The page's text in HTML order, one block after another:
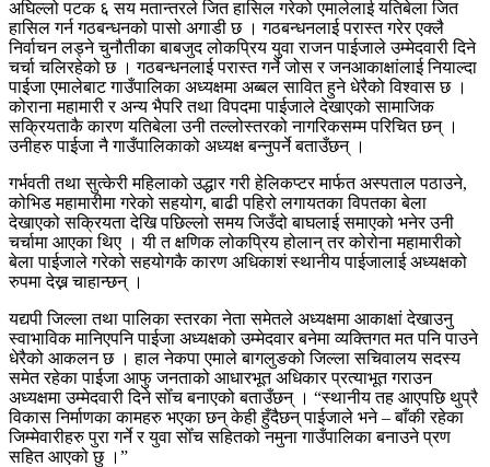
अघिल्लो पटक ६ सय मतान्तरले जित हासिल गरेको एमालेलाई यतिबेला जित
हासिल गर्न गठबन्धनको पासो अगाडी छ । गठबन्धनलाई परास्त गरेर एक्लै
निर्वाचन लड्ने चुनौतीका बाबजुद लोकप्रिय युवा राजन पाईजाले उम्मेदवारी दिने
चर्चा चलिरहेको छ । गठबन्धनलाई परास्त गर्ने जोस र जनआकाक्षांलाई नियाल्दा
पाईजा एमालेबाट गाउँपालिका अध्यक्षमा अब्बल सावित हुने धेरैको विश्वास छ ।
कोराना महामारी र अन्य भैपरि तथा विपदमा पाईजाले देखाएको सामाजिक
सक्रियताकै कारण यतिबेला उनी तल्लोस्तरको नागरिकसम्म परिचित छन् ।
उनीहरु पाईजा नै गाउँपालिकाको अध्यक्ष बन्नुपर्ने बताउँछन् ।
गर्भवती तथा सुत्केरी महिलाको उद्धार गरी हेलिकप्टर मार्फत अस्पताल पठाउने,
कोभिड महामारीमा गरेको सहयोग, बाढी पहिरो लगायतका विपतका बेला
देखाएको सक्रियता देखि पछिल्लो समय जिउँदो बाघलाई समाएको भनेर उनी
चर्चामा आएका थिए । यी त क्षणिक लोकप्रिय होलान् तर कोरोना महामारीको
बेला पाईजाले गरेको सहयोगकै कारण अधिकाशं स्थानीय पाईजालाई अध्यक्षको
रुपमा देख्न चाहान्छन् ।
यद्यपी जिल्ला तथा पालिका स्तरका नेता समेतले अध्यक्षमा आकाक्षां देखाउनु
स्वाभाविक मानिएपनि पाईजा अध्यक्षको उम्मेदवार बनेमा व्यक्तिगत मत पनि पाउने
धेरैको आकलन छ । हाल नेकपा एमाले बागलुङको जिल्ला सचिवालय सदस्य
समेत रहेका पाईजा आफु जनताको आधारभूत अधिकार प्रत्याभूत गराउन
अध्यक्षमा उम्मेदवारी दिने सोँच बनाएको बताउँछन् । “स्थानीय तह आएपछि थुप्रै
विकास निर्माणका कामहरु भएका छन् केही हुँदैछन् पाईजाले भने – बाँकी रहेका
जिम्मेवारीहरु पुरा गर्ने र युवा सोँच सहितको नमुना गाउँपालिका बनाउने प्रण
सहित आएको छु ।”